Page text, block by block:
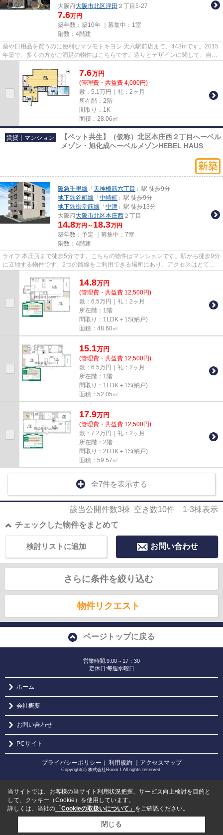
大阪府大阪市北区浮田 ２丁目5-27
7.6万円
築年数：築10年 ｜募集中： 1室
階数：4階建
薬や日用品を買うのに便利なマツモトキヨシ 天六駅前店まで、448mです。2015
年築で、多くの方がご満足の物件はこちらです。造りとデザインに関して、自信
7.6万円
(管理費・共益費 4,000円)
敷：5.1万円｜礼：2ヶ月
所在階：2階
間取り：1K
面積：28.06㎡
賃貸｜マンション
【ペット共生】（仮称）北区本庄西２丁目へーベル
メゾン・旭化成ヘーベルメゾンHEBEL HAUS
阪急千里線 「 天神橋筋六丁目 」駅 徒歩9分
地下鉄谷町線 「 中崎町 」駅 徒歩9分
地下鉄御堂筋線 「 中津 」駅 徒歩13分
大阪府大阪市北区本庄西 ２丁目
14.8万円～ 18.3万円
築年数：予定 ｜募集中： 7室
階数：4階建
ライフ 本庄店まで徒歩5分です。こちらの物件はマンションです。駅から徒歩9分
に立地する物件です。2つの路線をご利用できる場所にあり、アクセスはとても
14.8万円
(管理費・共益費 12,500円)
敷：6.5万円｜礼：2ヶ月
所在階：1階
間取り：1LDK＋1S(納戸)
面積：48.60㎡
15.1万円
(管理費・共益費 12,500円)
敷：6.5万円｜礼：2ヶ月
所在階：1階
間取り：1LDK＋1S(納戸)
面積：52.05㎡
17.9万円
(管理費・共益費 12,500円)
敷：7.2万円｜礼：2ヶ月
所在階：2階
間取り：2LDK＋1S(納戸)
面積：59.57㎡
全7件を表示する
該当公開件数3棟 空き数10件 1-3棟表示
チェックした物件をまとめて
お問い合わせ
検討リストに追加
さらに条件を絞り込む
物件リクエスト
ページトップに戻る
営業時間:9:00～17：30
定休日:毎週水曜日
ホーム
会社概要
お問い合わせ
PCサイト
プライバシーポリシー ｜ 利用規約 ｜アクセスマップ
Copyright(c) 株式会社Room I All rights reserved.
当サイトでは、お客様の当サイト利用状況把握、サービス向上検討を目的と
して、クッキー（Cookie）を使用しています。
詳しくは、当社の 「Cookieの取扱いについて」 をご確認ください。
閉じる